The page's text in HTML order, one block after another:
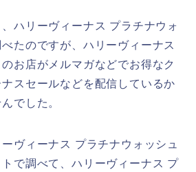
ハリーヴィーナス プラチナウォ
たのですが、ハリーヴィーナス
お店がメルマガなどでお得なク
スセールなどを配信しているか
でした。
ヴィーナス プラチナウォッシュ
で調べて、ハリーヴィーナス プ